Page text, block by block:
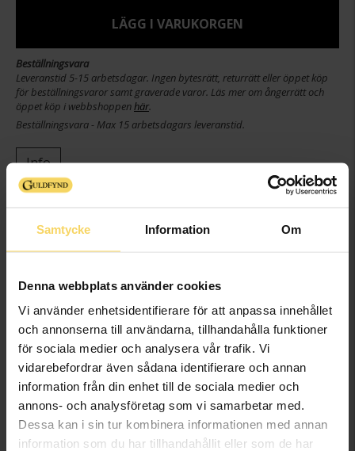
Samtycke Information Om
Denna webbplats använder cookies
Vi använder enhetsidentifierare för att anpassa innehållet
och annonserna till användarna, tillhandahålla funktioner
för sociala medier och analysera vår trafik. Vi
vidarebefordrar även sådana identifierare och annan
information från din enhet till de sociala medier och
annons- och analysföretag som vi samarbetar med.
Dessa kan i sin tur kombinera informationen med annan
information som du har tillhandahållit eller som de har
LÄGG I VARUKORGEN
Beställningsvara
Leveranstid 5-15 arbetsdagar. Ingen bytesrätt, returrätt eller öppet köp
för beställningsvaror samt graverade varor. Läs mer om ångerrätt och
öppet köp i webbshoppenhär.
Beställningsvara - Max 15 arbetsdagars leveranstid.
Info
Modell
Paris
Sten/Pärla
Diamant
Antal diamanter
2
Diamantslipning
Briljant
Diamantfärg
Wesselton (H)
Diamantklarhet
SI
Vikt ca (gram)
1,15
Solitärstil
4-prong brilliant
Total carat
0,60